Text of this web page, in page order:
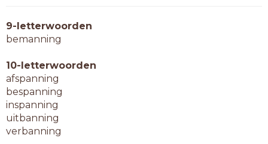
9-letterwoorden
bemanning
10-letterwoorden
afspanning
bespanning
inspanning
uitbanning
verbanning